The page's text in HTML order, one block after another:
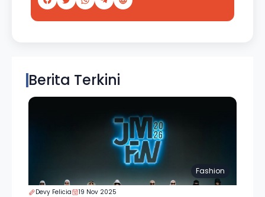
Berita Terkini
Fashion
Devy Felicia 19 Nov 2025